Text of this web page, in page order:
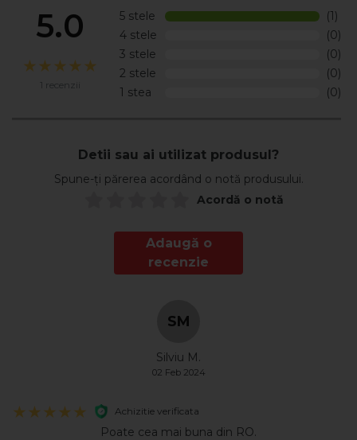
cu banda de teflon.
Temperatura maxima de lucru: 115°C
Presiune maxima: 6 bar
Pentru mai multe informatii, verificati Fisa Tehnica din
5.0
1 recenzii
5 stele
(1)
4 stele
(0)
3 stele
(0)
2 stele
(0)
1 stea
(0)
Detii sau ai utilizat produsul?
Spune-ți părerea acordând o notă produsului.
Acordă o notă
Adaugă o
recenzie
SM
Silviu M.
02 Feb 2024
Achizitie verificata
Poate cea mai buna din RO.